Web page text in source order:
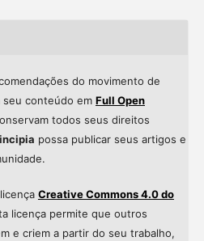
do movimento de
conteúdo em Full Open
todos seus direitos
possa publicar seus artigos e
Creative Commons 4.0 do
licença permite que outros
e criem a partir do seu trabalho,